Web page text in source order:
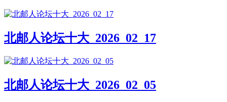
北邮人论坛十大_2026_02_17
北邮人论坛十大_2026_02_05